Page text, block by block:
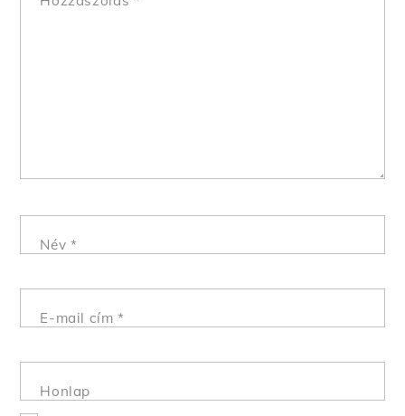
Név *
E-mail cím*
Honlap